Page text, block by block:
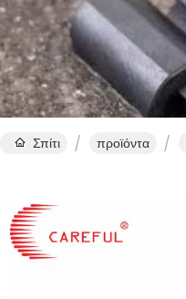
Σπίτι προϊόντα